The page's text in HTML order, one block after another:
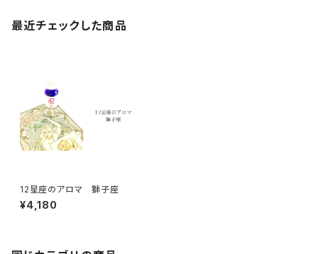
最近チェックした商品
12星座のアロマ 獅子座
¥4,180